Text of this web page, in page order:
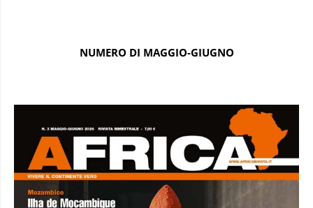
NUMERO DI MAGGIO-GIUGNO